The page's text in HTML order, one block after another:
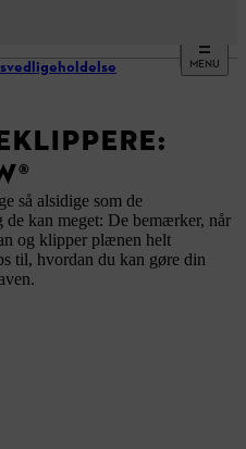
MENU
så alsidige som de
de kan meget: De bemærker, når
og klipper plænen helt
til, hvordan du kan gøre din